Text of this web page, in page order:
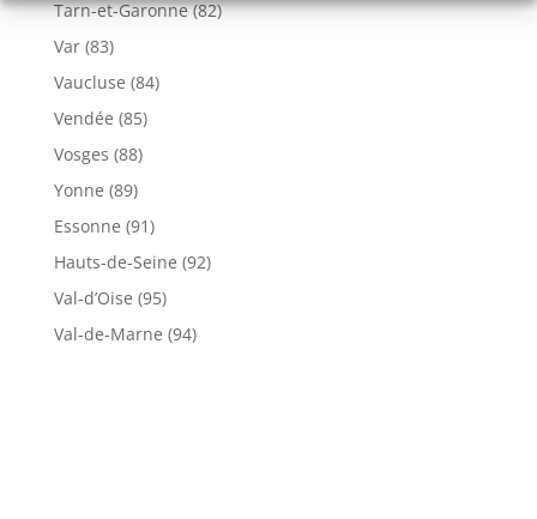
Tarn-et-Garonne (82)
Var (83)
Vaucluse (84)
Vendée (85)
Vosges (88)
Yonne (89)
Essonne (91)
Hauts-de-Seine (92)
Val-d’Oise (95)
Val-de-Marne (94)